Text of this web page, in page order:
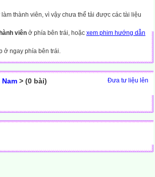
thành viên, vì vậy chưa thể tải được các tài liệu
viên ở phía bên trái, hoặc xem phim hướng dẫn
ở ngay phía bên trái.
Đưa tư liệu lên
> (0 bài)